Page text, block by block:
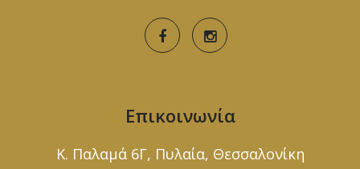
Επικοινωνία
Κ. Παλαμά 6Γ, Πυλαία, Θεσσαλονίκη